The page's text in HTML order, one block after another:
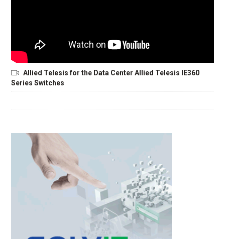
Allied Telesis for the Data Center Allied Telesis IE360
Series Switches